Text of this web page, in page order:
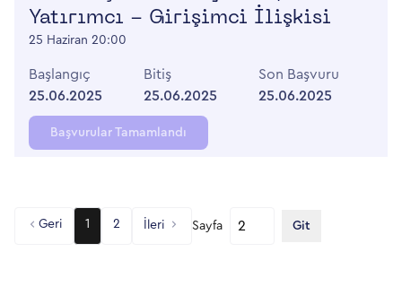
Yatırımcı - Girişimci İlişkisi
25 Haziran 20:00
Başlangıç
25.06.2025
Bitiş
25.06.2025
Son Başvuru
25.06.2025
Başvurular Tamamlandı
Geri 1 2 İleri Sayfa Git